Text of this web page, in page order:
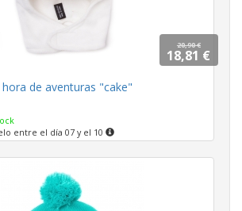
20,90 €
18,81 €
de aventuras "cake"
entre el día 07 y el 10